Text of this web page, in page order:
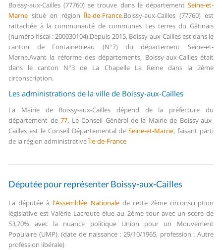
Boissy-aux-Cailles (77760) se trouve dans le département Seine-et-
Marne situé en régionÎle-de-France.Boissy-aux-Cailles (77760) est
rattachée à la communauté de communes Les terres du Gâtinais
(numéro fiscal : 200030104).Depuis 2015, Boissy-aux-Cailles est dans le
canton de Fontainebleau (N°7) du département Seine-et-
Marne.Avant la réforme des départements, Boissy-aux-Cailles était
dans le canton N°3 de La Chapelle La Reine dans la 2ème
circonscription.
Les administrations de la ville de Boissy-aux-Cailles
La Mairie de Boissy-aux-Cailles dépend de la préfecture du
département de77. Le Conseil Général de la Mairie de Boissy-aux-
Cailles est le Conseil Départemental deSeine-et-Marne, faisant parti
de la région administrativeÎle-de-France
Députée pour représenter Boissy-aux-Cailles
La députée à l'Assemblée Nationalede cette 2ème circonscription
législative est Valérie Lacroute élue au 2ème tour avec un score de
53,70% avec la nuance politique Union pour un Mouvement
Populaire (UMP). (date de naissance : 29/10/1965, profession : Autre
profession libérale)